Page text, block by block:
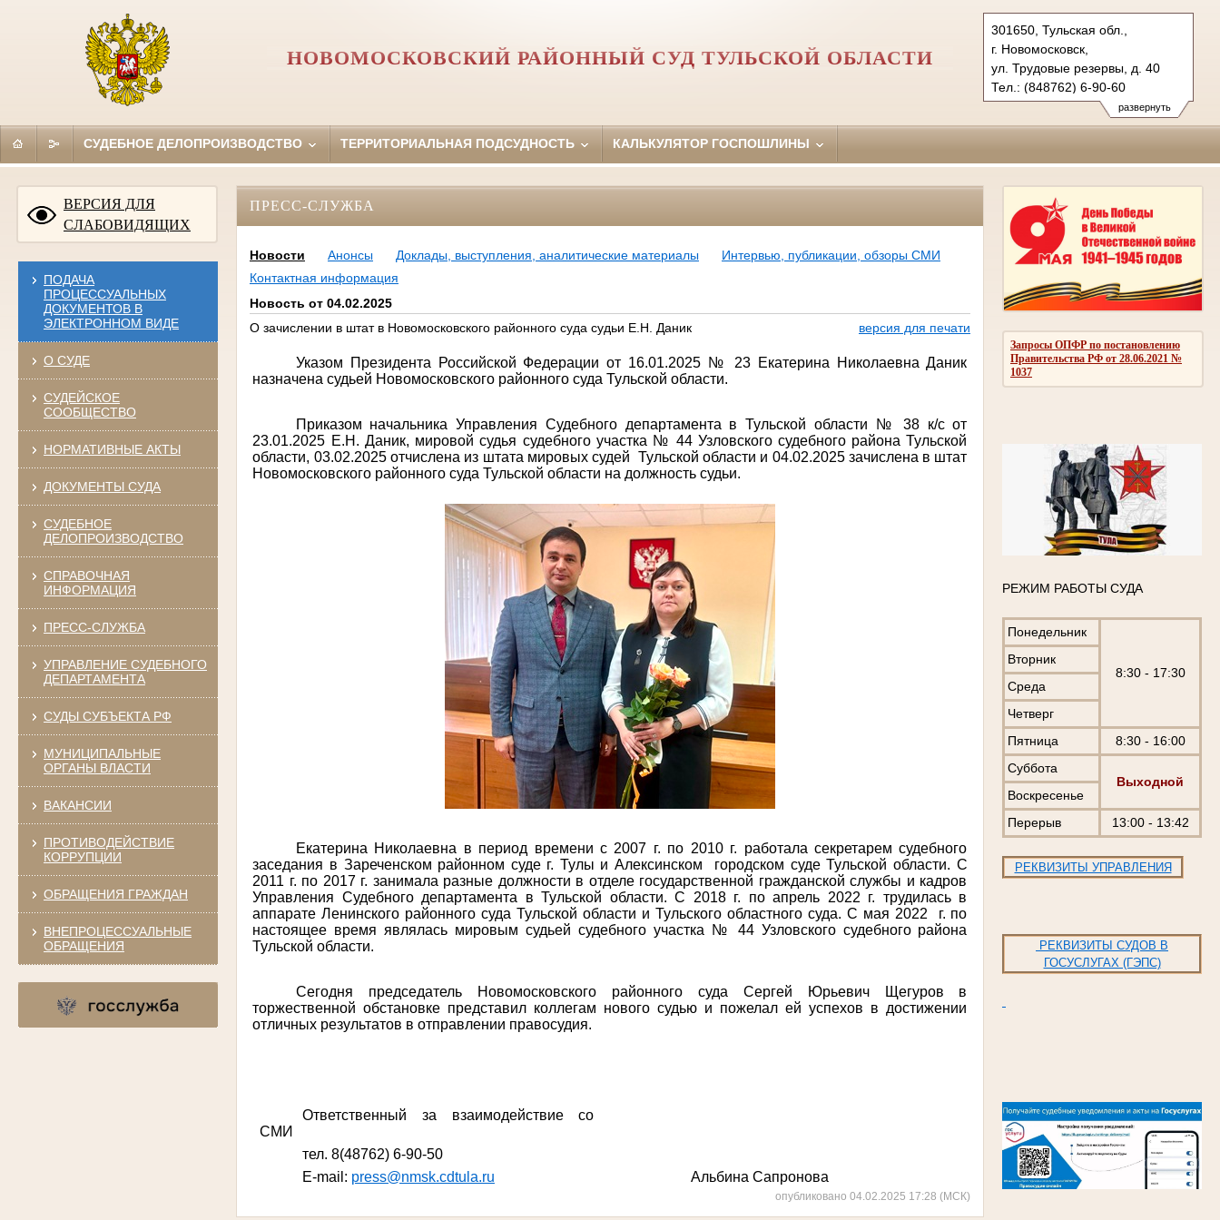
развернуть
301650, Тульская обл.,
г. Новомосковск,
ул. Трудовые резервы, д. 40
Тел.: (848762) 6-90-60
novomoskovsky.tula@sudrf.ru
НОВОМОСКОВСКИЙ РАЙОННЫЙ СУД ТУЛЬСКОЙ ОБЛАСТИ
СУДЕБНОЕ ДЕЛОПРОИЗВОДСТВО ТЕРРИТОРИАЛЬНАЯ ПОДСУДНОСТЬ КАЛЬКУЛЯТОР ГОСПОШЛИНЫ
ВЕРСИЯ ДЛЯ
СЛАБОВИДЯЩИХ
ПОДАЧА
ПРОЦЕССУАЛЬНЫХ
ДОКУМЕНТОВ В
ЭЛЕКТРОННОМ ВИДЕ
О СУДЕ
СУДЕЙСКОЕ
СООБЩЕСТВО
НОРМАТИВНЫЕ АКТЫ
ДОКУМЕНТЫ СУДА
СУДЕБНОЕ
ДЕЛОПРОИЗВОДСТВО
СПРАВОЧНАЯ
ИНФОРМАЦИЯ
ПРЕСС-СЛУЖБА
УПРАВЛЕНИЕ СУДЕБНОГО
ДЕПАРТАМЕНТА
СУДЫ СУБЪЕКТА РФ
МУНИЦИПАЛЬНЫЕ
ОРГАНЫ ВЛАСТИ
ВАКАНСИИ
ПРОТИВОДЕЙСТВИЕ
КОРРУПЦИИ
ОБРАЩЕНИЯ ГРАЖДАН
ВНЕПРОЦЕССУАЛЬНЫЕ
ОБРАЩЕНИЯ
Запросы ОПФР по постановлению
Правительства РФ от 28.06.2021 №
1037
РЕЖИМ РАБОТЫ СУДА
Понедельник
8:30 - 17:30
Вторник
Среда
Четверг
Пятница
8:30 - 16:00
Суббота
Выходной
Воскресенье
Перерыв
13:00 - 13:42
РЕКВИЗИТЫ УПРАВЛЕНИЯ
РЕКВИЗИТЫ СУДОВ В
ГОСУСЛУГАХ (ГЭПС)
ПРЕСС-СЛУЖБА
Новости Анонсы Доклады, выступления, аналитические материалы
Интервью, публикации, обзоры СМИ
Контактная информация
Новость от 04.02.2025
О зачислении в штат в Новомосковского районного суда судьи Е.Н. Даник
версия для печати
Указом Президента Российской Федерации от 16.01.2025 № 23 Екатерина Николаевна Даник
назначена судьей Новомосковского районного суда Тульской области.
Приказом начальника Управления Судебного департамента в Тульской области № 38 к/с от
23.01.2025 Е.Н. Даник, мировой судья судебного участка № 44 Узловского судебного района Тульской
области, 03.02.2025 отчислена из штата мировых судей Тульской области и 04.02.2025 зачислена в штат
Новомосковского районного суда Тульской области на должность судьи.
Екатерина Николаевна в период времени с 2007 г. по 2010 г. работала секретарем судебного
заседания в Зареченском районном суде г. Тулы и Алексинском
городском суде Тульской области. С
2011 г. по 2017 г. занимала разные должности в отделе государственной гражданской службы и кадров
Управления Судебного департамента в Тульской области. С 2018 г. по апрель 2022 г. трудилась в
аппарате Ленинского районного суда Тульской области и Тульского областного суда. С мая 2022
г. по
настоящее время являлась мировым судьей судебного участка № 44 Узловского судебного района
Тульской области.
Сегодня председатель Новомосковского районного суда Сергей Юрьевич Щегуров в
торжественной обстановке представил коллегам нового судью и пожелал ей успехов в достижении
отличных результатов в отправлении правосудия.
Ответственный за взаимодействие со
СМИ
тел. 8(48762) 6-90-50
E-mail: press@nmsk.cdtula.ru Альбина Сапронова
опубликовано 04.02.2025 17:28 (МСК)